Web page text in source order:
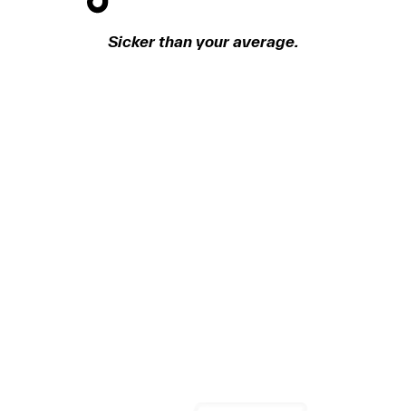
Sicker than your average.